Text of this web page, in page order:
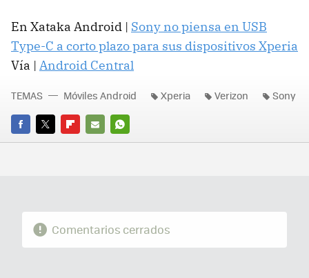
En Xataka Android | Sony no piensa en USB
Type-C a corto plazo para sus dispositivos Xperia
Vía | Android Central
FACEBOOK
TWITTERFLIPBOARD
E-
WHATSAPP
TEMAS Móviles Android Xperia Verizon Sony
Comentarios cerrados